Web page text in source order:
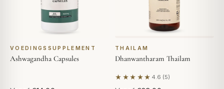
VOEDINGSSUPPLEMENT
Ashwagandha Capsules
THAILAM
Dhanwantharam Thailam
★★★★★ 4.6 (5)
Gebaseerd op 5